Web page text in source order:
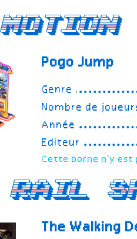
Motion
Pogo Jump
Genre
Nombre de
Année
Editeur
Cette borne n'y est
Rail
The Walking